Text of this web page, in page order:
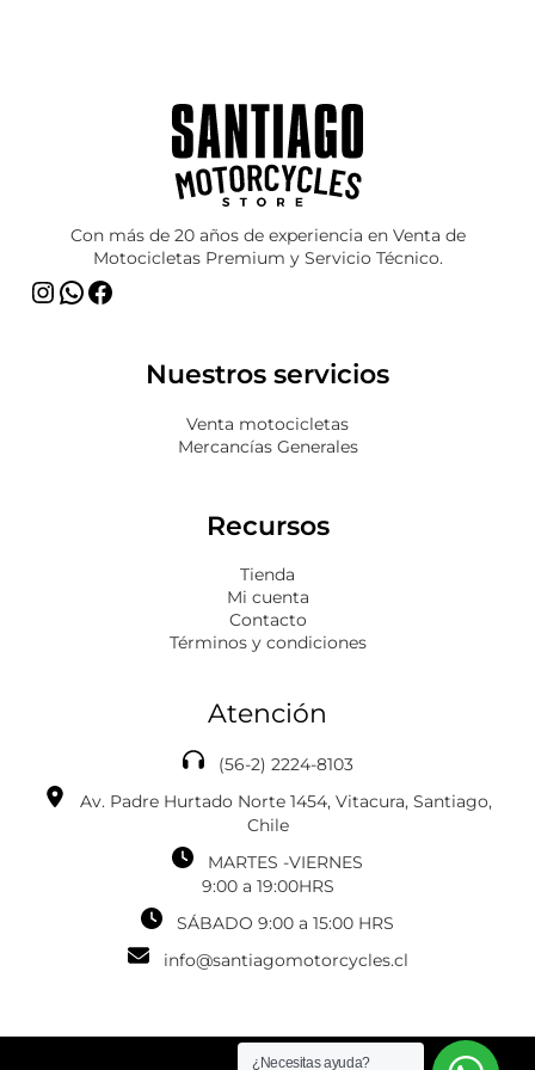
Con más de 20 años de experiencia en Venta de
Motocicletas Premium y Servicio Técnico.
Instagram
WhatsApp
Facebook
Nuestros servicios
Venta motocicletas
Mercancías Generales
Recursos
Tienda
Mi cuenta
Contacto
Términos y condiciones
Atención
(56-2) 2224-8103
Av. Padre Hurtado Norte 1454, Vitacura, Santiago,
Chile
MARTES -VIERNES
‎‎‎9:00 a 19:00HRS
SÁBADO 9:00 a 15:00 HRS
info@santiagomotorcycles.cl
¿Necesitas ayuda?